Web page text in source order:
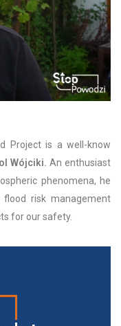
Project is a well-know
Wójciki. An enthusiast
phenomena, he
risk management
for our safety.